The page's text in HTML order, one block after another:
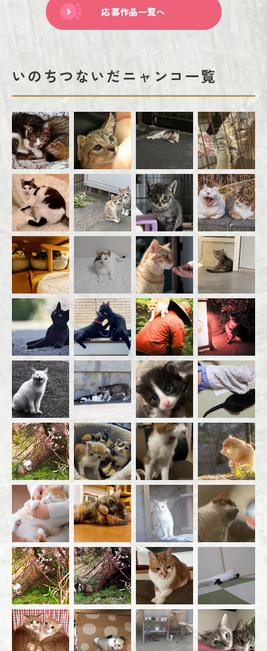
応募作品一覧へ
いのちつないだニャンコ一覧